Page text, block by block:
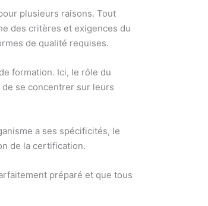
plusieurs raisons. Tout
des critères et exigences du
de qualité requises.
formation. Ici, le rôle du
se concentrer sur leurs
a ses spécificités, le
de la certification.
préparé et que tous